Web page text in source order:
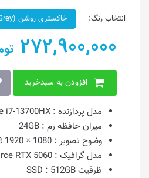
انتخاب رنگ: خاکستری روشن (Luna Grey)
272,900,000
افزودن به سبدخرید
مدل پردازنده : i7-13700HX
میزان حافظه رم : 24GB
وضوح تصویر : 1080 × 1920 @ FULL HD
مدل گرافیک : RTX 5060
ظرفیت SSD :512GB